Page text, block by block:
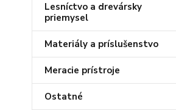
Lesníctvo a drevársky
priemysel
Materiály a príslušenstvo
Meracie prístroje
Ostatné